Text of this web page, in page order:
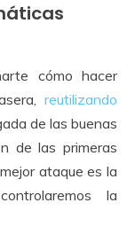
cómo hacer
reutilizando
de las buenas
de las primeras
ataque es la
la